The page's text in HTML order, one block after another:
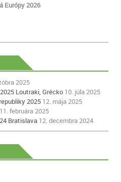
Európy 2026
2025
Loutraki, Grécko 10. júla 2025
2025 12. mája 2025
11. februára 2025
Bratislava 12. decembra 2024